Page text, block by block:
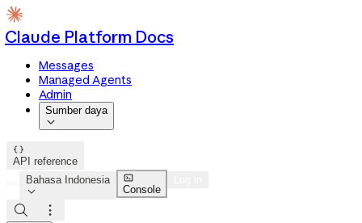
Claude Platform Docs
Messages
Managed Agents
Admin
Sumber daya


API reference
Bahasa Indonesia


Console

